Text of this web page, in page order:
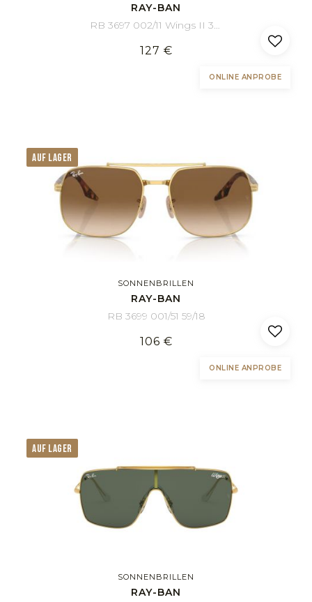
RAY-BAN
RB 3697 002/11 Wings II 35/135
127 €
ONLINE ANPROBE
AUF LAGER
SONNENBRILLEN
RAY-BAN
RB 3699 001/51 59/18
106 €
ONLINE ANPROBE
AUF LAGER
SONNENBRILLEN
RAY-BAN